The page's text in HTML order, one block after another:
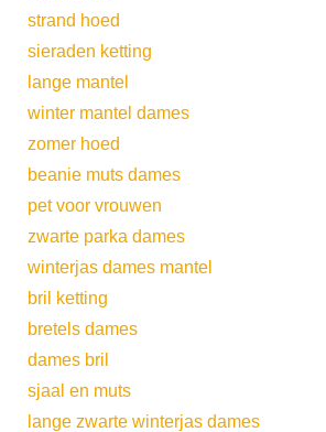
strand hoed
sieraden ketting
lange mantel
winter mantel dames
zomer hoed
beanie muts dames
pet voor vrouwen
zwarte parka dames
winterjas dames mantel
bril ketting
bretels dames
dames bril
sjaal en muts
lange zwarte winterjas dames